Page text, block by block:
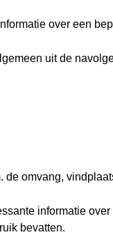
over een
uit de
de omvang,
informatie
bevatten.